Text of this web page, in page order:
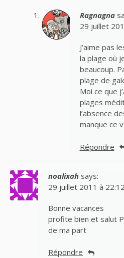
Ragnagna
29 juillet
J’aime pas
la plage où
beaucoup.
plage de
Moi ce que
plages
l’absence
manque ce
Répondre
noalixah says:
29 juillet 2011 à 22:12
Bonne vacances
profite bien et salut
de ma part
Répondre